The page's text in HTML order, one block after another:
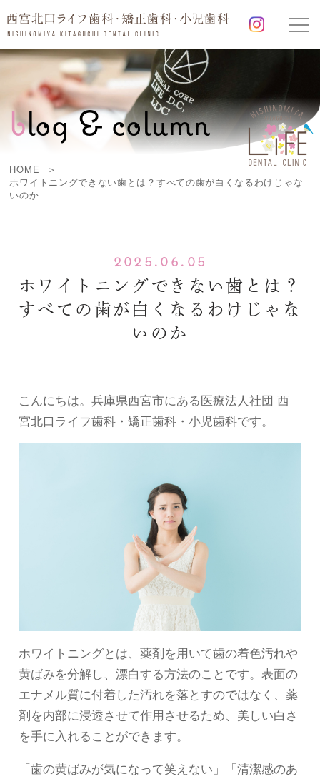
blog & column
HOME
ホワイトニングできない歯とは？すべての歯が白くなるわけじゃな
いのか
2025.06.05
ホワイトニングできない歯とは？
すべての歯が白くなるわけじゃな
いのか
こんにちは。兵庫県西宮市にある医療法人社団 西
宮北口ライフ歯科・矯正歯科・小児歯科です。
ホワイトニングとは、薬剤を用いて歯の着色汚れや
黄ばみを分解し、漂白する方法のことです。表面の
エナメル質に付着した汚れを落とすのではなく、薬
剤を内部に浸透させて作用させるため、美しい白さ
を手に入れることができます。
「歯の黄ばみが気になって笑えない」「清潔感のあ